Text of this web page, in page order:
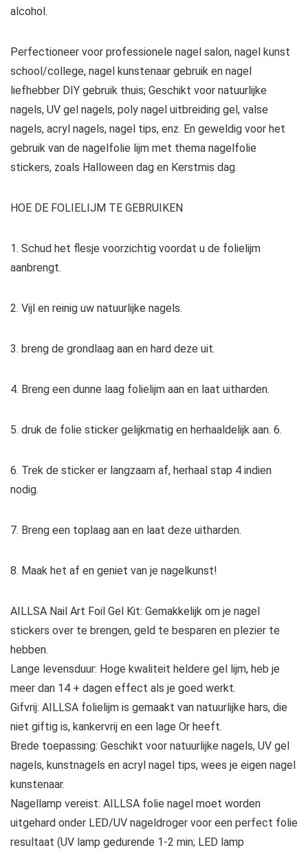
alcohol.
Perfectioneer voor professionele nagel salon, nagel kunst
school/college, nagel kunstenaar gebruik en nagel
liefhebber DIY gebruik thuis; Geschikt voor natuurlijke
nagels, UV gel nagels, poly nagel uitbreiding gel, valse
nagels, acryl nagels, nagel tips, enz. En geweldig voor het
gebruik van de nagelfolie lijm met thema nagelfolie
stickers, zoals Halloween dag en Kerstmis dag.
HOE DE FOLIELIJM TE GEBRUIKEN
1. Schud het flesje voorzichtig voordat u de folielijm
aanbrengt.
2. Vijl en reinig uw natuurlijke nagels.
3. breng de grondlaag aan en hard deze uit.
4. Breng een dunne laag folielijm aan en laat uitharden.
5. druk de folie sticker gelijkmatig en herhaaldelijk aan. 6.
6. Trek de sticker er langzaam af, herhaal stap 4 indien
nodig.
7. Breng een toplaag aan en laat deze uitharden.
8. Maak het af en geniet van je nagelkunst!
AILLSA Nail Art Foil Gel Kit: Gemakkelijk om je nagel
stickers over te brengen, geld te besparen en plezier te
hebben.
Lange levensduur: Hoge kwaliteit heldere gel lijm, heb je
meer dan 14 + dagen effect als je goed werkt.
Gifvrij: AILLSA folielijm is gemaakt van natuurlijke hars, die
niet giftig is, kankervrij en een lage Or heeft.
Brede toepassing: Geschikt voor natuurlijke nagels, UV gel
nagels, kunstnagels en acryl nagel tips, wees je eigen nagel
kunstenaar.
Nagellamp vereist: AILLSA folie nagel moet worden
uitgehard onder LED/UV nageldroger voor een perfect folie
resultaat (UV lamp gedurende 1-2 min; LED lamp